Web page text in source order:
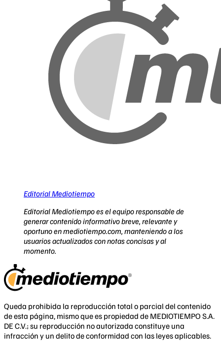
Editorial Mediotiempo
Editorial Mediotiempo es el equipo responsable de
generar contenido informativo breve, relevante y
oportuno en mediotiempo.com, manteniendo a los
usuarios actualizados con notas concisas y al
momento.
Queda prohibida la reproducción total o parcial del contenido
de esta página, mismo que es propiedad de MEDIOTIEMPO S.A.
DE C.V.; su reproducción no autorizada constituye una
infracción y un delito de conformidad con las leyes aplicables.